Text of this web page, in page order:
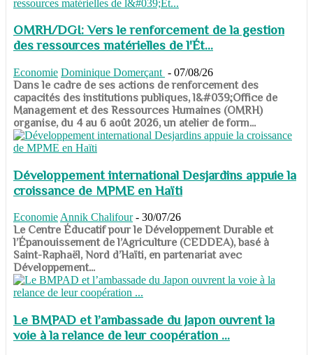
OMRH/DGI: Vers le renforcement de la gestion
des ressources matérielles de l'Ét...
Economie Dominique Domerçant - 07/08/26
Dans le cadre de ses actions de renforcement des
capacités des institutions publiques, l&#039;Office de
Management et des Ressources Humaines (OMRH)
organise, du 4 au 6 août 2026, un atelier de form...
Développement international Desjardins appuie la
croissance de MPME en Haïti
Economie Annik Chalifour - 30/07/26
​​​​​​​Le Centre Éducatif pour le Développement Durable et
l’Épanouissement de l’Agriculture (CEDDEA), basé à
Saint-Raphaël, Nord d’Haïti, en partenariat avec
Développement...
Le BMPAD et l’ambassade du Japon ouvrent la
voie à la relance de leur coopération ...